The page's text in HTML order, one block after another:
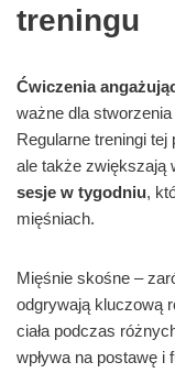
treningu
Ćwiczenia
ważne dla
Regularne treningi tej
ale także zwiększają
sesje w tygodniu,
mięśniach.
Mięśnie skośne –
odgrywają kluczową
ciała podczas
wpływa na postawę